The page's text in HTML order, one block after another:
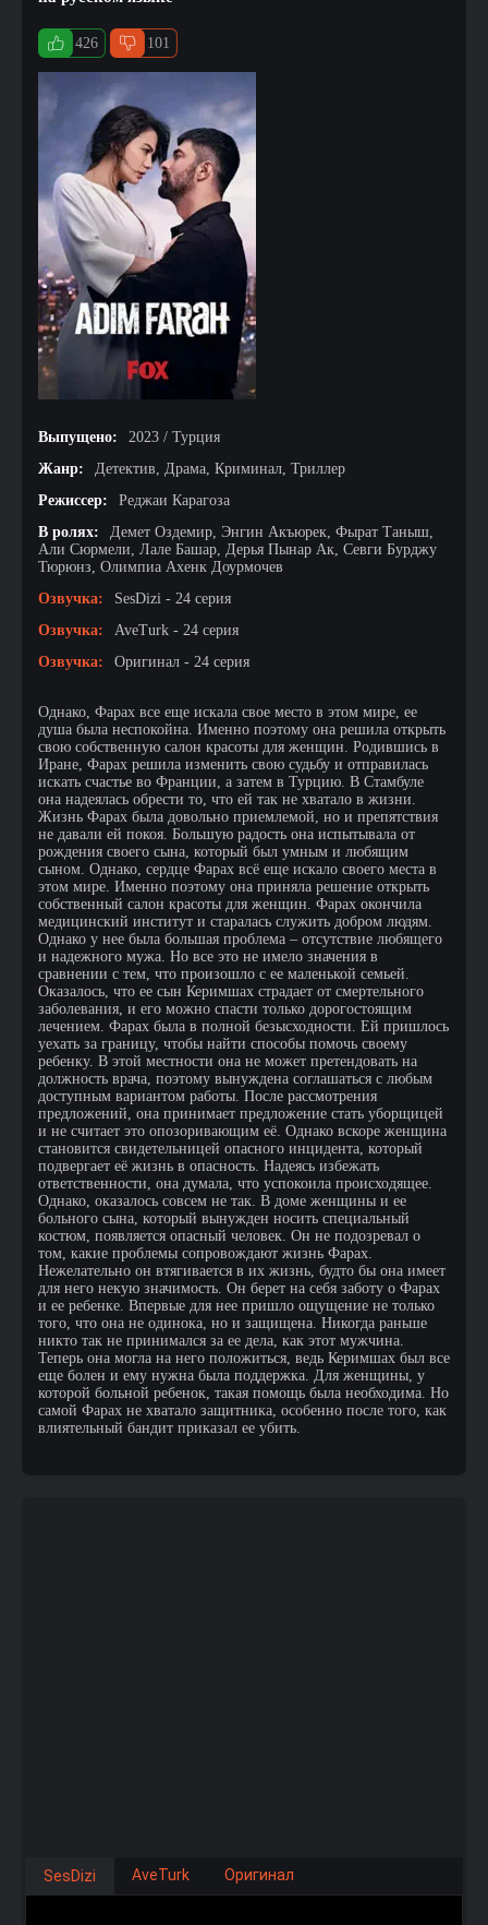
426 101
Выпущено:
2023 / Турция
Жанр:
Детектив, Драма, Криминал, Триллер
Режиссер:
Реджаи Карагоза
В ролях:
Демет Оздемир, Энгин Акъюрек, Фырат Таныш,
Али Сюрмели, Лале Башар, Дерья Пынар Ак, Севги Бурджу
Тюрюнз, Олимпиа Ахенк Доурмочев
Озвучка:
SesDizi - 24 серия
Озвучка:
AveTurk - 24 серия
Озвучка:
Оригинал - 24 серия
Однако, Фарах все еще искала свое место в этом мире, ее
душа была неспокойна. Именно поэтому она решила открыть
свою собственную салон красоты для женщин. Родившись в
Иране, Фарах решила изменить свою судьбу и отправилась
искать счастье во Франции, а затем в Турцию. В Стамбуле
она надеялась обрести то, что ей так не хватало в жизни.
Жизнь Фарах была довольно приемлемой, но и препятствия
не давали ей покоя. Большую радость она испытывала от
рождения своего сына, который был умным и любящим
сыном. Однако, сердце Фарах всё еще искало своего места в
этом мире. Именно поэтому она приняла решение открыть
собственный салон красоты для женщин. Фарах окончила
медицинский институт и старалась служить добром людям.
Однако у нее была большая проблема – отсутствие любящего
и надежного мужа. Но все это не имело значения в
сравнении с тем, что произошло с ее маленькой семьей.
Оказалось, что ее сын Керимшах страдает от смертельного
заболевания, и его можно спасти только дорогостоящим
лечением. Фарах была в полной безысходности. Ей пришлось
уехать за границу, чтобы найти способы помочь своему
ребенку. В этой местности она не может претендовать на
должность врача, поэтому вынуждена соглашаться с любым
доступным вариантом работы. После рассмотрения
предложений, она принимает предложение стать уборщицей
и не считает это опозоривающим её. Однако вскоре женщина
становится свидетельницей опасного инцидента, который
подвергает её жизнь в опасность. Надеясь избежать
ответственности, она думала, что успокоила происходящее.
Однако, оказалось совсем не так. В доме женщины и ее
больного сына, который вынужден носить специальный
костюм, появляется опасный человек. Он не подозревал о
том, какие проблемы сопровождают жизнь Фарах.
Нежелательно он втягивается в их жизнь, будто бы она имеет
для него некую значимость. Он берет на себя заботу о Фарах
и ее ребенке. Впервые для нее пришло ощущение не только
того, что она не одинока, но и защищена. Никогда раньше
никто так не принимался за ее дела, как этот мужчина.
Теперь она могла на него положиться, ведь Керимшах был все
еще болен и ему нужна была поддержка. Для женщины, у
которой больной ребенок, такая помощь была необходима. Но
самой Фарах не хватало защитника, особенно после того, как
влиятельный бандит приказал ее убить.
SesDizi AveTurk Оригинал